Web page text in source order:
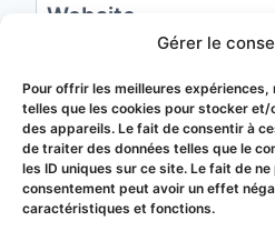
Gérer le
Pour offrir les meilleures
telles que les cookies pour stocker
des appareils. Le fait de consentir à
de traiter des données telles que le
les ID uniques sur ce site. Le fait de
consentement peut avoir un effet
caractéristiques et fonctions.
Website
Save my name,
browser for the next